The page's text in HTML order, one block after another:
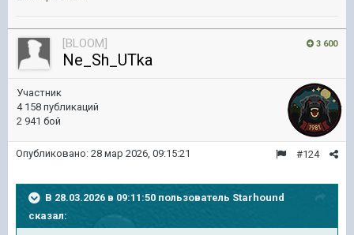
3 600
[BLOOM]
Ne_Sh_UTka
Участник
4 158 публикаций
2 941 бой
#124
Опубликовано: 28 мар 2026, 09:15:21
В 28.03.2026 в 09:11:50 пользователь Starhound
сказал: